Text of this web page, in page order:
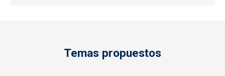
Temas propuestos